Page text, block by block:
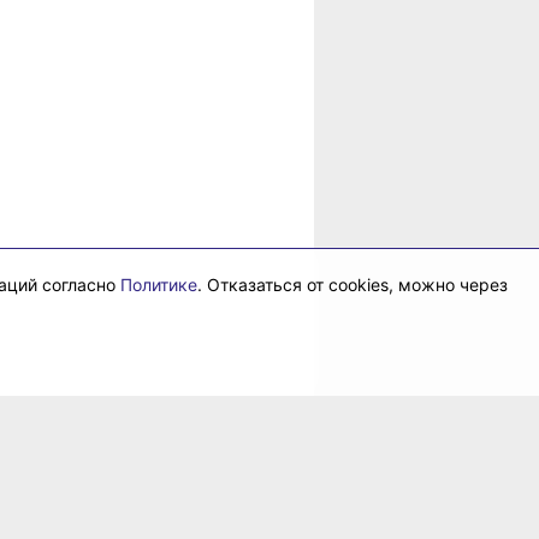
согласно Политике. Отказаться от cookies, можно через